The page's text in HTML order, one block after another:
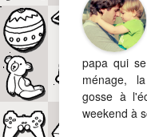
papa qui
ménage,
gosse à
weekend à